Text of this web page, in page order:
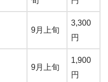
9月上旬
3,300
円
9月上旬
1,900
円